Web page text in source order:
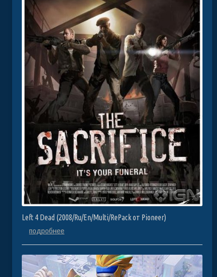
Left 4 Dead (2008/Ru/En/Multi/RePack от Pioneer)
подробнее